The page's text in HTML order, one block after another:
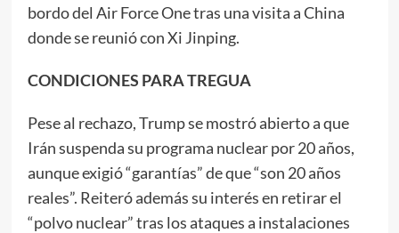
bordo del Air Force One tras una visita a China
donde se reunió con Xi Jinping.
CONDICIONES PARA TREGUA
Pese al rechazo, Trump se mostró abierto a que
Irán suspenda su programa nuclear por 20 años,
aunque exigió “garantías” de que “son 20 años
reales”. Reiteró además su interés en retirar el
“polvo nuclear” tras los ataques a instalaciones